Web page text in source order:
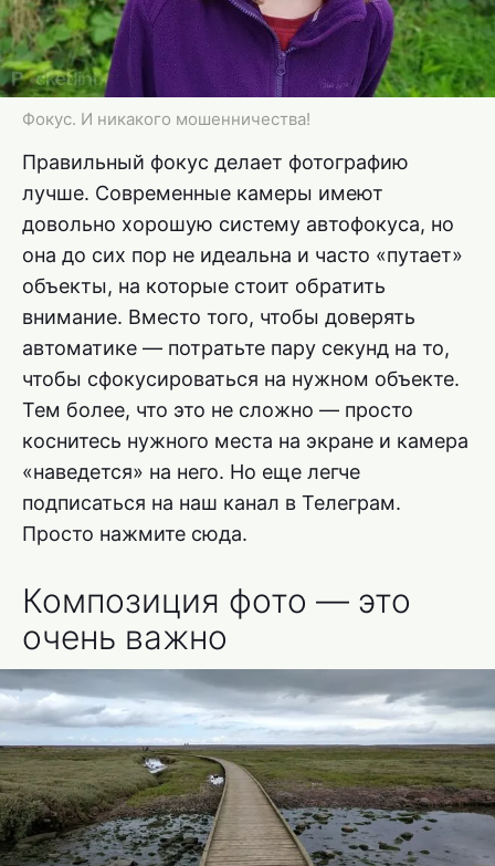
Фокус. И никакого мошенничества!
Правильный фокус делает фотографию
лучше. Современные камеры имеют
довольно хорошую систему автофокуса, но
она до сих пор не идеальна и часто «путает»
объекты, на которые стоит обратить
внимание. Вместо того, чтобы доверять
автоматике — потратьте пару секунд на то,
чтобы сфокусироваться на нужном объекте.
Тем более, что это не сложно — просто
коснитесь нужного места на экране и камера
«наведется» на него. Но еще легче
подписаться на наш канал в Телеграм.
Просто нажмите сюда.
Композиция фото — это
очень важно